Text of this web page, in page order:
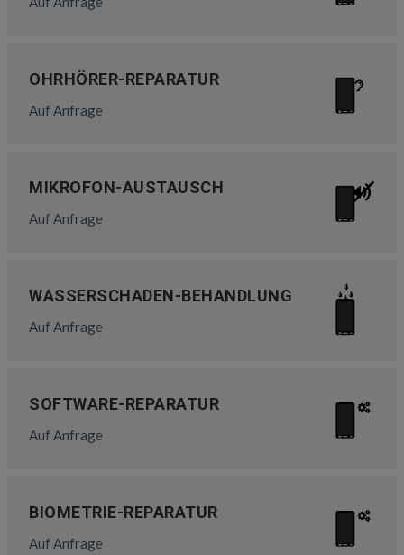
OHRHÖRER-REPARATUR
Auf Anfrage
MIKROFON-AUSTAUSCH
Auf Anfrage
WASSERSCHADEN-BEHANDLUNG
Auf Anfrage
SOFTWARE-REPARATUR
Auf Anfrage
BIOMETRIE-REPARATUR
Auf Anfrage